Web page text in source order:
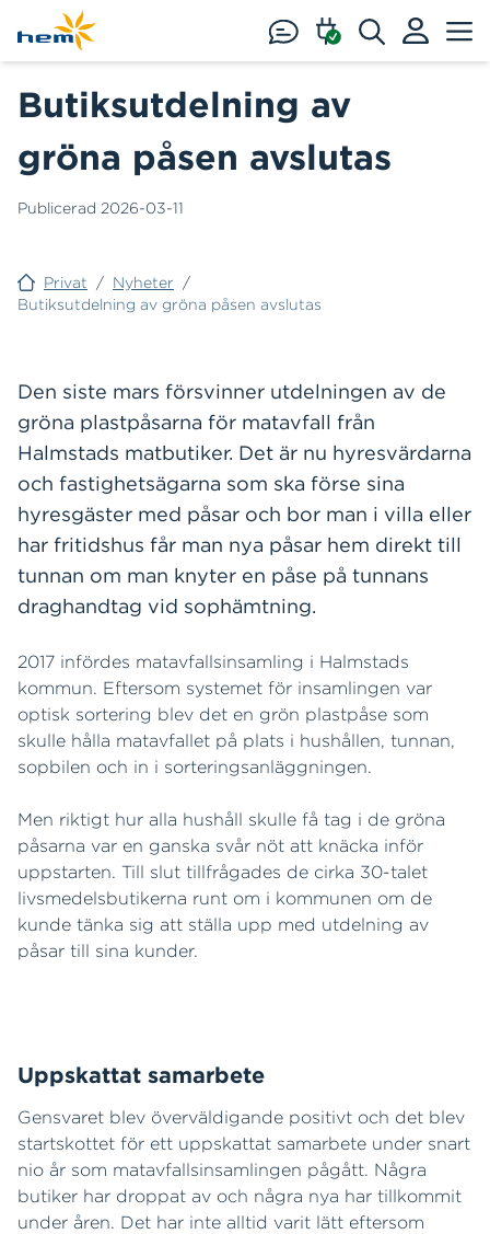
Hoppa till huvudinnehåll
Butiksutdelning av
gröna påsen avslutas
Publicerad 2026-03-11
Privat / Nyheter /
Butiksutdelning av gröna påsen avslutas
Den siste mars försvinner utdelningen av de
gröna plastpåsarna för matavfall från
Halmstads matbutiker. Det är nu hyresvärdarna
och fastighetsägarna som ska förse sina
hyresgäster med påsar och bor man i villa eller
har fritidshus får man nya påsar hem direkt till
tunnan om man knyter en påse på tunnans
draghandtag vid sophämtning.
2017 infördes matavfallsinsamling i Halmstads
kommun. Eftersom systemet för insamlingen var
optisk sortering blev det en grön plastpåse som
skulle hålla matavfallet på plats i hushållen, tunnan,
sopbilen och in i sorteringsanläggningen.
Men riktigt hur alla hushåll skulle få tag i de gröna
påsarna var en ganska svår nöt att knäcka inför
uppstarten. Till slut tillfrågades de cirka 30-talet
livsmedelsbutikerna runt om i kommunen om de
kunde tänka sig att ställa upp med utdelning av
påsar till sina kunder.
Uppskattat samarbete
Gensvaret blev överväldigande positivt och det blev
startskottet för ett uppskattat samarbete under snart
nio år som matavfallsinsamlingen pågått. Några
butiker har droppat av och några nya har tillkommit
under åren. Det har inte alltid varit lätt eftersom